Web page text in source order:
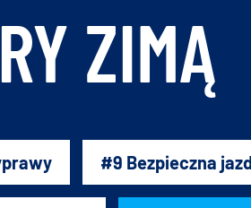
ZIMĄ
#9 Bezpieczna